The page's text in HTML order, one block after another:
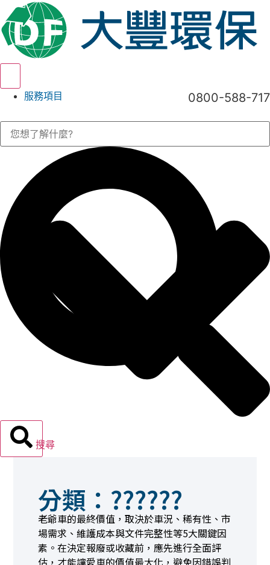
服務項目
報廢機車
0800-588-717
搜尋
分類：??????
老爺車的最終價值，取決於車況、稀有性、市
場需求、維護成本與文件完整性等5大關鍵因
素。在決定報廢或收藏前，應先進行全面評
估，才能讓愛車的價值最大化，避免因錯誤判